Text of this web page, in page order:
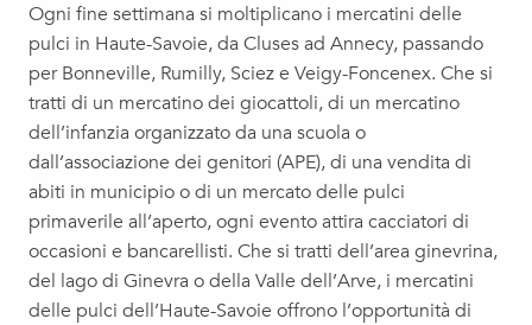
Gratiféria Ville-la-Grand
Le vide grenier de la Vougha Shi No
Braderie des Commerçants d'été
Vide-grenier de Ville-en-Sallaz
Vide-greniers du Pétanque Club
Vide grenier de l'Amicale des sapeurs pompiers
Vide-grenier
Vide grenier
Bourse aux skis
Brocante
Ogni fine settimana si moltiplicano i mercatini delle
pulci in Haute-Savoie, da Cluses ad Annecy, passando
per Bonneville, Rumilly, Sciez e Veigy-Foncenex. Che si
tratti di un mercatino dei giocattoli, di un mercatino
dell’infanzia organizzato da una scuola o
dall’associazione dei genitori (APE), di una vendita di
abiti in municipio o di un mercato delle pulci
primaverile all’aperto, ogni evento attira cacciatori di
occasioni e bancarellisti. Che si tratti dell’area ginevrina,
del lago di Ginevra o della Valle dell’Arve, i mercatini
delle pulci dell’Haute-Savoie offrono l’opportunità di